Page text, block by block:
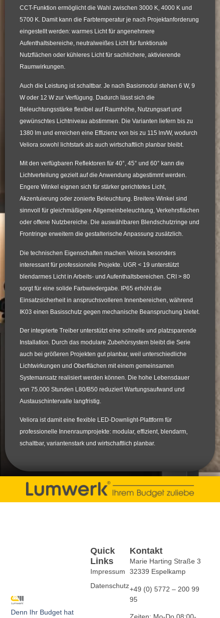
CCT-Funktion ermöglicht die Wahl zwischen 3000 K, 4000 K und
5700 K. Damit kann die Farbtemperatur je nach Projektanforderung
eingestellt werden: warmes Licht für angenehmere
Aufenthaltsbereiche, neutralweißes Licht für funktionale
Nutzflächen oder kühleres Licht für sachlichere, aktivierende
Raumwirkungen.
Auch die Leistung ist schaltbar. Je nach Basismodul stehen 6 W, 9
W oder 12 W zur Verfügung. Dadurch lässt sich die
Beleuchtungsstärke flexibel auf Raumhöhe, Nutzungsart und
gewünschtes Lichtniveau abstimmen. Die Varianten liefern bis zu
1380 lm und erreichen eine Effizienz von bis zu 115 lm/W, wodurch
Veliora sowohl lichtstark als auch wirtschaftlich planbar bleibt.
Mit den verfügbaren Reflektoren für 40°, 45° und 60° kann die
Lichtverteilung gezielt auf die Anwendung abgestimmt werden.
Engere Winkel eignen sich für stärker gerichtetes Licht,
Akzentuierung oder zonierte Beleuchtung. Breitere Winkel sind
sinnvoll für gleichmäßigere Allgemeinbeleuchtung, Verkehrsflächen
oder offene Nutzbereiche. Die auswählbaren Blendschutzringe und
Frontringe erweitern die gestalterische Anpassung zusätzlich.
Die technischen Eigenschaften machen Veliora besonders
interessant für professionelle Projekte. UGR < 19 unterstützt
blendarmes Licht in Arbeits- und Aufenthaltsbereichen. CRI > 80
sorgt für eine solide Farbwiedergabe. IP65 erhöht die
Einsatzsicherheit in anspruchsvolleren Innenbereichen, während
IK03 einen Basisschutz gegen mechanische Beanspruchung bietet.
Der integrierte Treiber unterstützt eine schnelle und platzsparende
Installation. Durch das modulare Zubehörsystem bleibt die Serie
auch bei größeren Projekten gut planbar, weil unterschiedliche
Lichtwirkungen und Oberflächen mit einem gemeinsamen
Systemansatz realisiert werden können. Die hohe Lebensdauer
von 75.000 Stunden L80/B50 reduziert Wartungsaufwand und
Austauschintervalle langfristig.
Veliora ist damit eine flexible LED-Downlight-Plattform für
professionelle Innenraumprojekte: modular, effizient, blendarm,
schaltbar, variantenstark und wirtschaftlich planbar.
Denn Ihr Budget hat
Quick
Links
Impressum
Datenschutz
Kontakt
Marie Harting Straße 3
32339 Espelkamp
+49 (0) 5772 – 200 99
95